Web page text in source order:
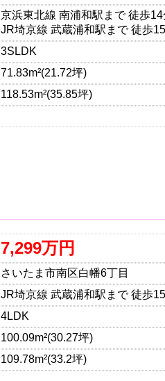
京浜東北線 南浦和駅まで 徒歩14
JR埼京線 武蔵浦和駅まで 徒歩
3SLDK
71.83m²(21.72坪)
118.53m²(35.85坪)
7,299万円
さいたま市南区白幡6丁目
JR埼京線 武蔵浦和駅まで 徒歩
4LDK
100.09m²(30.27坪)
109.78m²(33.2坪)